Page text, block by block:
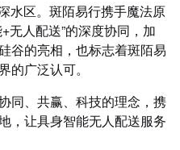
水区。斑陌易行携手魔法原
无人配送”的深度协同，加
谷的亮相，也标志着斑陌易
的广泛认可。
同、共赢、科技的理念，携
，让具身智能无人配送服务